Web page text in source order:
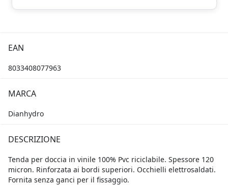
EAN
8033408077963
MARCA
Dianhydro
DESCRIZIONE
Tenda per doccia in vinile 100% Pvc riciclabile. Spessore 120
micron. Rinforzata ai bordi superiori. Occhielli elettrosaldati.
Fornita senza ganci per il fissaggio.